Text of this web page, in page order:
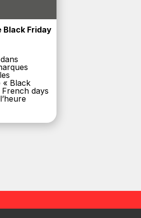
Black Friday
« Black
days